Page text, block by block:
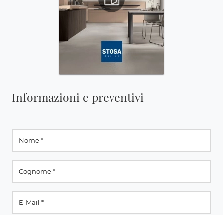
Informazioni e preventivi